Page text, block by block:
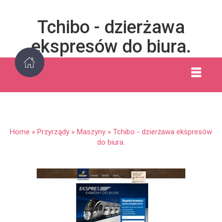
Tchibo - dzierżawa
ekspresów do biura.
Home » Przyrządy » Maszyny » Tchibo - dzierżawa ekspresów
do biura.